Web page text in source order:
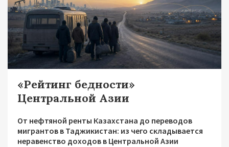
«Рейтинг бедности»
Центральной Азии
От нефтяной ренты Казахстана до переводов
мигрантов в Таджикистан: из чего складывается
неравенство доходов в Центральной Азии